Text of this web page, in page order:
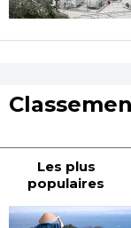
Les plus
populaires